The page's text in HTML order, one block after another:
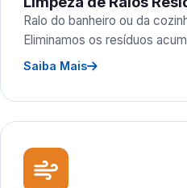
Ralo do banheiro ou da
Eliminamos os resíduos
Saiba Mais